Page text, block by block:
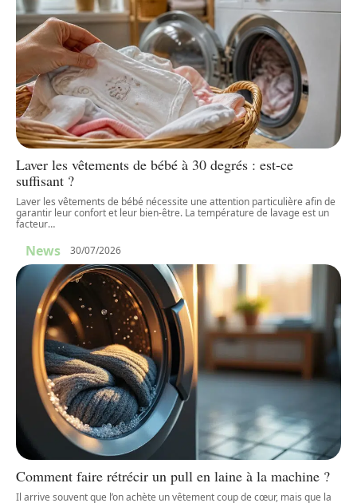
Laver les vêtements de bébé à 30 degrés : est-ce
suffisant ?
Laver les vêtements de bébé nécessite une attention particulière afin de
garantir leur confort et leur bien-être. La température de lavage est un
facteur…
News 30/07/2026
Comment faire rétrécir un pull en laine à la machine ?
Il arrive souvent que l’on achète un vêtement coup de cœur, mais que la